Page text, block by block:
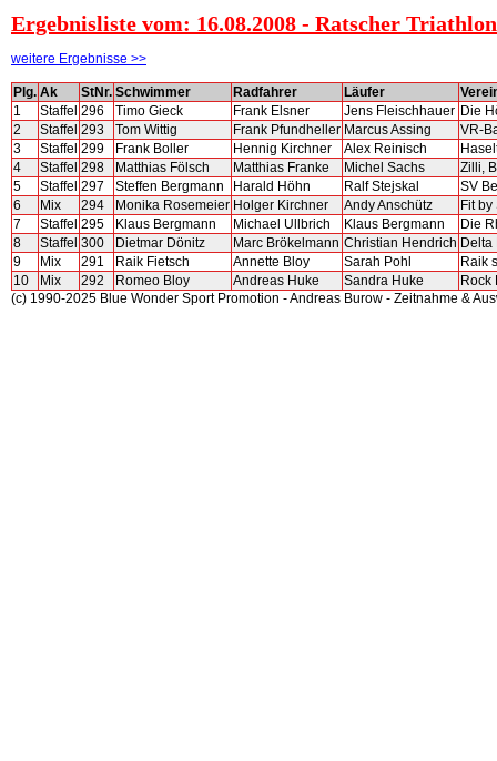
Ergebnisliste vom: 16.08.2008 - Ratscher
weitere Ergebnisse >>
Plg. Ak StNr. Schwimmer Radfahrer Läufer
1
Staffel 296 Timo Gieck Frank Elsner Jens Fleischhauer Die
2
Staffel 293 Tom Wittig Frank Pfundheller Marcus Assing
VR-
3
Staffel 299 Frank Boller Hennig Kirchner Alex Reinisch
4
Staffel 298 Matthias Fölsch Matthias Franke Michel Sachs
Zilli,
5
Staffel 297 Steffen Bergmann Harald Höhn Ralf Stejskal
SV
6
Mix 294 Monika Rosemeier Holger Kirchner Andy Anschütz
Fit
7
Staffel 295 Klaus Bergmann Michael Ullbrich Klaus Bergmann
Die
8
Staffel 300 Dietmar Dönitz Marc Brökelmann Christian Hendrich Delta
9
Mix 291 Raik Fietsch Annette Bloy Sarah Pohl
Raik
10
Mix 292 Romeo Bloy Andreas Huke Sandra Huke
Rock
(c) 1990-2025 Blue Wonder Sport Promotion - Andreas Burow - Zeitnahme &